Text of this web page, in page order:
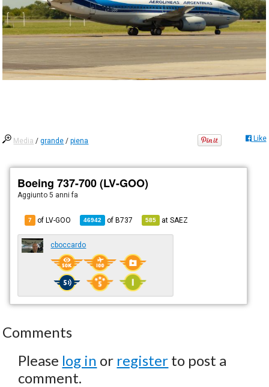
Media /grande /piena Like
Boeing 737-700 (LV-GOO)
Aggiunto5 anni fa
7 of LV-GOO 46942 ofB737 585 atSAEZ
cboccardo
Comments
Please log in or register to post a
comment.